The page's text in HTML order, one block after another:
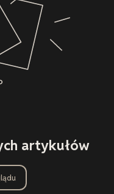
artykułów